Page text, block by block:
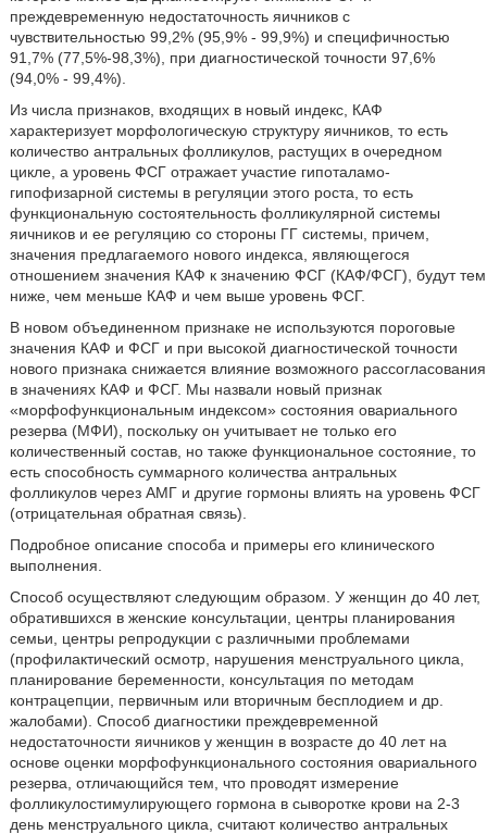
преждевременную недостаточность яичников с
чувствительностью 99,2% (95,9% - 99,9%) и специфичностью
91,7% (77,5%-98,3%), при диагностической точности 97,6%
(94,0% - 99,4%).
Из числа признаков, входящих в новый индекс, КАФ
характеризует морфологическую структуру яичников, то есть
количество антральных фолликулов, растущих в очередном
цикле, а уровень ФСГ отражает участие гипоталамо-
гипофизарной системы в регуляции этого роста, то есть
функциональную состоятельность фолликулярной системы
яичников и ее регуляцию со стороны ГГ системы, причем,
значения предлагаемого нового индекса, являющегося
отношением значения КАФ к значению ФСГ (КАФ/ФСГ), будут тем
ниже, чем меньше КАФ и чем выше уровень ФСГ.
В новом объединенном признаке не используются пороговые
значения КАФ и ФСГ и при высокой диагностической точности
нового признака снижается влияние возможного рассогласования
в значениях КАФ и ФСГ. Мы назвали новый признак
«морфофункциональным индексом» состояния овариального
резерва (МФИ), поскольку он учитывает не только его
количественный состав, но также функциональное состояние, то
есть способность суммарного количества антральных
фолликулов через АМГ и другие гормоны влиять на уровень ФСГ
(отрицательная обратная связь).
Подробное описание способа и примеры его клинического
выполнения.
Способ осуществляют следующим образом. У женщин до 40 лет,
обратившихся в женские консультации, центры планирования
семьи, центры репродукции с различными проблемами
(профилактический осмотр, нарушения менструального цикла,
планирование беременности, консультация по методам
контрацепции, первичным или вторичным бесплодием и др.
жалобами). Способ диагностики преждевременной
недостаточности яичников у женщин в возрасте до 40 лет на
основе оценки морфофункционального состояния овариального
резерва, отличающийся тем, что проводят измерение
фолликулостимулирующего гормона в сыворотке крови на 2-3
день менструального цикла, считают количество антральных